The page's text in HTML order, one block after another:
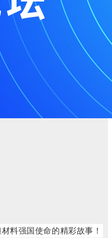
料强国使命的精彩故事！